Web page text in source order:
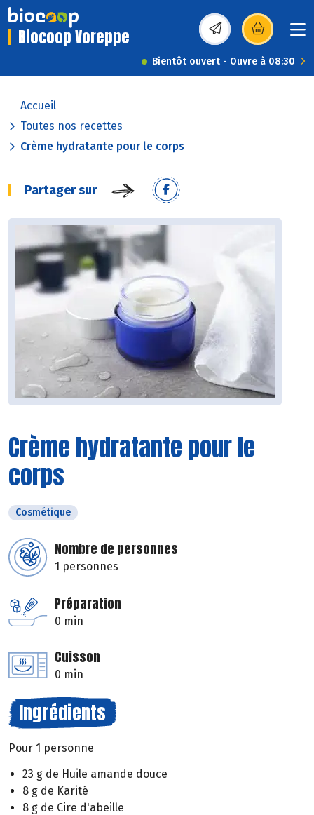
Biocoop Voreppe (s’ouvre dans une
Bientôt ouvert - Ouvre à 08:30
Accueil
Toutes nos recettes
Crème hydratante pour le corps
Partager sur
Crème hydratante pour le
corps
Cosmétique
Nombre de personnes
1 personnes
Préparation
0 min
Cuisson
0 min
Ingrédients
Pour 1 personne
23 g de Huile amande douce
8 g de Karité
8 g de Cire d'abeille